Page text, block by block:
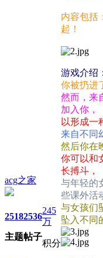
acg之家
2518
主题
2536
帖子
245
万
积分
内容包括
起！
游戏介绍：
你被扔进
然而，来
加入你，
以形成一
来自不同
然后你在
你可以和
长搏斗，
与年轻的
些课外活
与女孩们
坠入不同